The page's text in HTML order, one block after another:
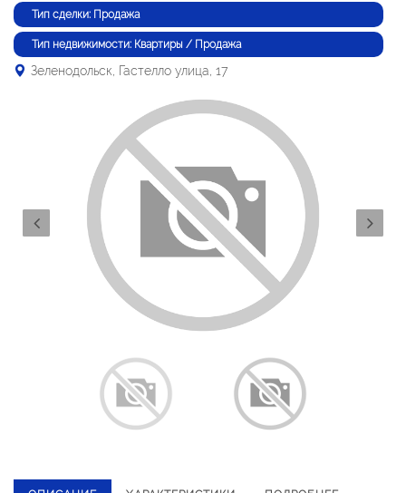
Тип сделки: Продажа
Тип недвижимости: Квартиры / Продажа
Зеленодольск, Гастелло улица, 17